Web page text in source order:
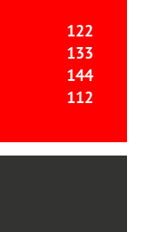
122
133
144
112